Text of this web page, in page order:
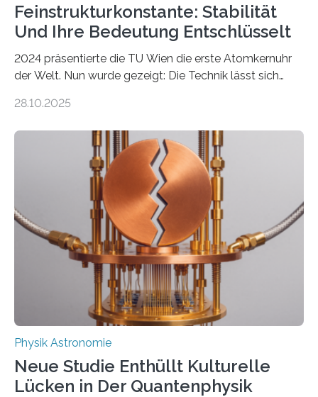
Feinstrukturkonstante: Stabilität
Und Ihre Bedeutung Entschlüsselt
2024 präsentierte die TU Wien die erste Atomkernuhr
der Welt. Nun wurde gezeigt: Die Technik lässt sich
fundamentalen Physik nachzugehen. Thorium-
Messungen verwenden. Das hatte man jahrzehntelang
vermutet, weltweit war nach den passenden
Atomkern-Zuständen gesucht worden, 2024 gelang
einem Team der TU Wien mit Unterstützung
internationaler Partner der entscheidende Durchbruch:
Der lange diskutierte Thorium-Kernübergang wurde
gefunden. Kurz darauf konnte man zeigen, dass sich
Thorium tatsächlich nutzen lässt, um hochpräzise…
28.10.2025
Physik Astronomie
Neue Studie Enthüllt Kulturelle
Lücken in Der Quantenphysik